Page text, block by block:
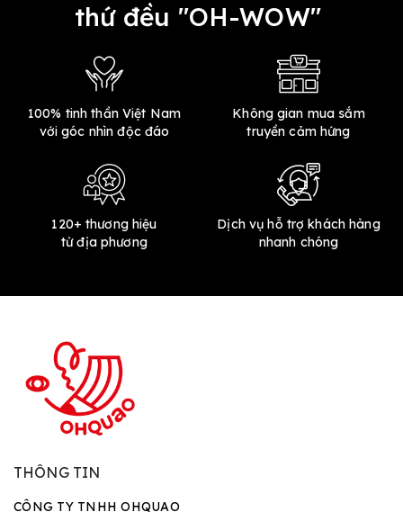
thứ đều "OH-WOW"
100% tinh thần Việt Nam
với góc nhìn độc đáo
Không gian mua sắm
truyền cảm hứng
120+ thương hiệu
từ địa phương
Dịch vụ hỗ trợ khách hàng
nhanh chóng
THÔNG TIN
CÔNG TY TNHH OHQUAO